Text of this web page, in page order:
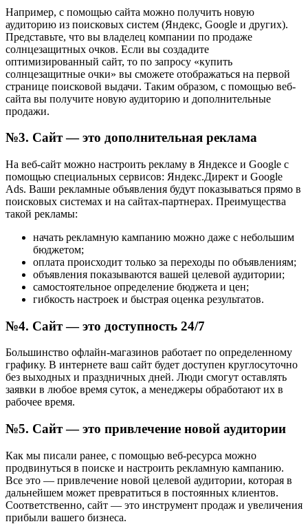
Например, с помощью сайта можно получить новую
аудиторию из поисковых систем (Яндекс, Google и других).
Представьте, что вы владелец компании по продаже
солнцезащитных очков. Если вы создадите
оптимизированный сайт, то по запросу «купить
солнцезащитные очки» вы сможете отображаться на первой
странице поисковой выдачи. Таким образом, с помощью веб-
сайта вы получите новую аудиторию и дополнительные
продажи.
№3. Сайт — это дополнительная реклама
На веб-сайт можно настроить рекламу в Яндексе и Google с
помощью специальных сервисов: Яндекс.Директ и Google
Ads. Ваши рекламные объявления будут показываться прямо в
поисковых системах и на сайтах-партнерах. Преимущества
такой рекламы:
начать рекламную кампанию можно даже с небольшим
бюджетом;
оплата происходит только за переходы по объявлениям;
объявления показываются вашей целевой аудитории;
самостоятельное определение бюджета и цен;
гибкость настроек и быстрая оценка результатов.
№4. Сайт — это доступность 24/7
Большинство офлайн-магазинов работает по определенному
графику. В интернете ваш сайт будет доступен круглосуточно
без выходных и праздничных дней. Люди смогут оставлять
заявки в любое время суток, а менеджеры обработают их в
рабочее время.
№5. Сайт — это привлечение новой аудитории
Как мы писали ранее, с помощью веб-ресурса можно
продвинуться в поиске и настроить рекламную кампанию.
Все это — привлечение новой целевой аудитории, которая в
дальнейшем может превратиться в постоянных клиентов.
Соответственно, сайт — это инструмент продаж и увеличения
прибыли вашего бизнеса.